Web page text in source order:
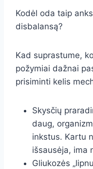
Kodėl oda taip
disbalansą?
Kad suprastume,
požymiai dažnai
prisiminti kelis
Skysčių
daug,
inkstus. Kartu
išsausėja, ima
Gliukozės